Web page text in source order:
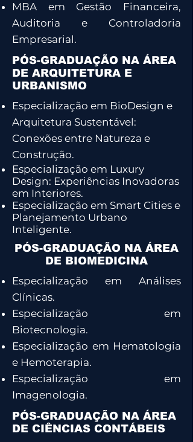
MBA em Gestão Financeira,
Auditoria e Controladoria
Empresarial.
PÓS-GRADUAÇÃO NA ÁREA
DE ARQUITETURA E
URBANISMO
Especialização em BioDesign e
Arquitetura Sustentável:
Conexões entre Natureza e
Construção.
Especialização em Luxury
Design: Experiências Inovadoras
em Interiores.
Especialização em Smart Cities e
Planejamento Urbano
Inteligente.
PÓS-GRADUAÇÃO NA ÁREA
DE BIOMEDICINA
Especialização em Análises
Clínicas.
Especialização em
Biotecnologia.
Especialização em Hematologia
e Hemoterapia.
Especialização em
Imagenologia.
PÓS-GRADUAÇÃO NA ÁREA
DE CIÊNCIAS CONTÁBEIS